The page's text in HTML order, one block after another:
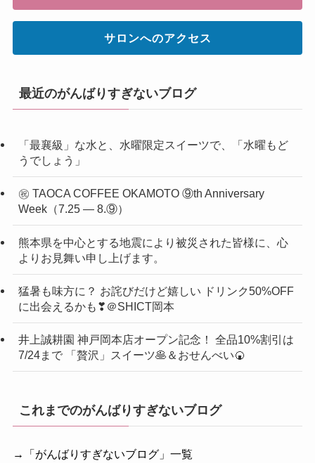
サロンへのアクセス
最近のがんばりすぎないブログ
「最襄級」な水と、水曜限定スイーツで、「水曜もど
うでしょう」
㊗ TAOCA COFFEE OKAMOTO ⑨th Anniversary
Week（7.25 ― 8.⑨）
熊本県を中心とする地震により被災された皆様に、心
よりお見舞い申し上げます。
猛暑も味方に？ お詫びだけど嬉しい ドリンク50%OFF
に出会えるかも❣＠SHICT岡本
井上誠耕園 神戸岡本店オープン記念！ 全品10%割引は
7/24まで 「贅沢」スイーツ🥞＆おせんべい🍘
これまでのがんばりすぎないブログ
→「がんばりすぎないブログ」一覧